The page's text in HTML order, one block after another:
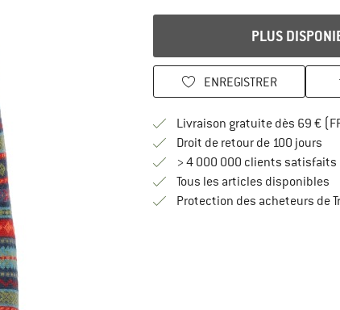
PLUS
ENREGISTRER
Livraison gratuite dès 69 €
Droit de retour de 100 jours
> 4 000 000 clients satisfaits
Tous les articles disponibles
Protection des acheteurs de